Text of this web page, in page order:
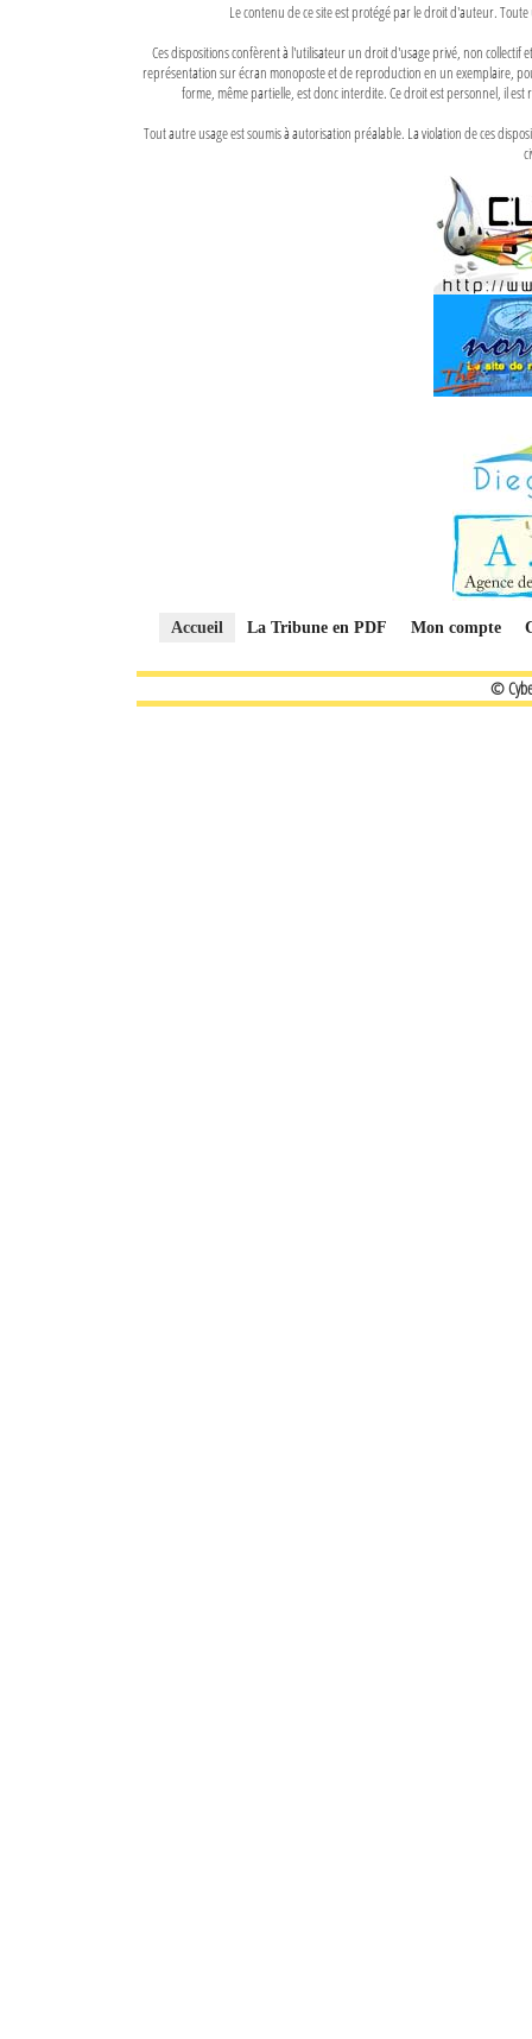
Le contenu de ce site est protégé par le droit d'auteur.
Ces dispositions confèrent à l'utilisateur un droit d'usage privé, non
représentation sur écran monoposte et de reproduction en un exemplaire,
forme, même partielle, est donc interdite. Ce droit est personnel, il
Tout autre usage est soumis à autorisation préalable. La violation de ces
Accueil La Tribune en PDF Mon compte
©